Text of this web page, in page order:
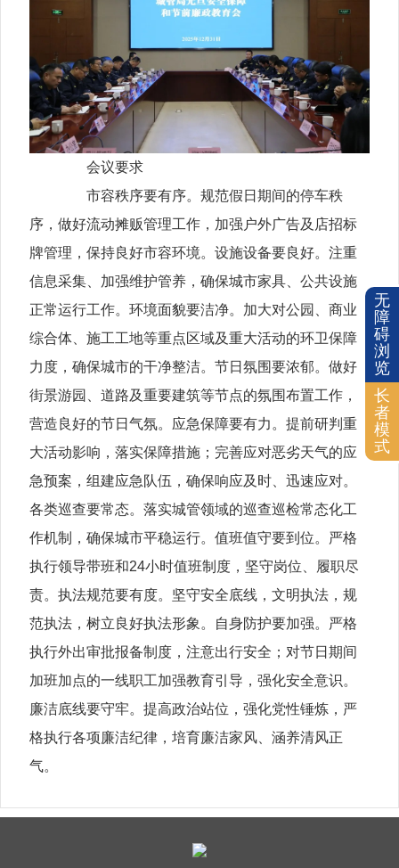
会议要求
市容秩序要有序。规范假日期间的停车秩
序，做好流动摊贩管理工作，加强户外广告及店招标
牌管理，保持良好市容环境。设施设备要良好。注重
信息采集、加强维护管养，确保城市家具、公共设施
正常运行工作。环境面貌要洁净。加大对公园、商业
综合体、施工工地等重点区域及重大活动的环卫保障
力度，确保城市的干净整洁。节日氛围要浓郁。做好
街景游园、道路及重要建筑等节点的氛围布置工作，
营造良好的节日气氛。应急保障要有力。提前研判重
大活动影响，落实保障措施；完善应对恶劣天气的应
急预案，组建应急队伍，确保响应及时、迅速应对。
各类巡查要常态。落实城管领域的巡查巡检常态化工
作机制，确保城市平稳运行。值班值守要到位。严格
执行领导带班和24小时值班制度，坚守岗位、履职尽
责。执法规范要有度。坚守安全底线，文明执法，规
范执法，树立良好执法形象。自身防护要加强。严格
执行外出审批报备制度，注意出行安全；对节日期间
加班加点的一线职工加强教育引导，强化安全意识。
廉洁底线要守牢。提高政治站位，强化党性锤炼，严
格执行各项廉洁纪律，培育廉洁家风、涵养清风正
气。
无
障
碍
浏
览
长
者
模
式